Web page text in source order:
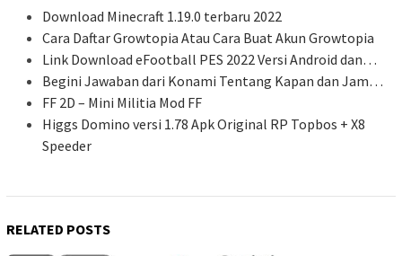
Download Minecraft 1.19.0 terbaru 2022
Cara Daftar Growtopia Atau Cara Buat Akun Growtopia
Link Download eFootball PES 2022 Versi Android dan…
Begini Jawaban dari Konami Tentang Kapan dan Jam…
FF 2D – Mini Militia Mod FF
Higgs Domino versi 1.78 Apk Original RP Topbos + X8
Speeder
RELATED POSTS